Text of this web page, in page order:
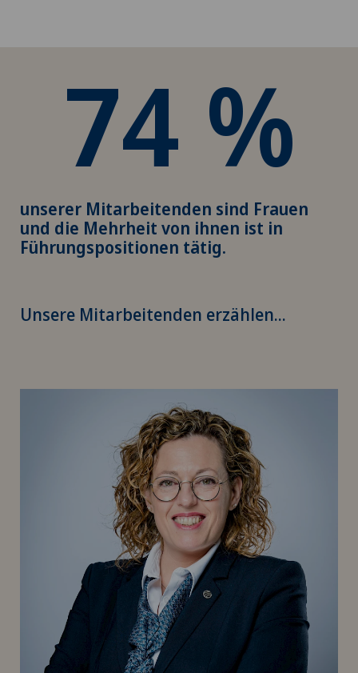
74 %
unserer Mitarbeitenden sind Frauen
und die Mehrheit von ihnen ist in
Führungspositionen tätig.
Unsere Mitarbeitenden erzählen...